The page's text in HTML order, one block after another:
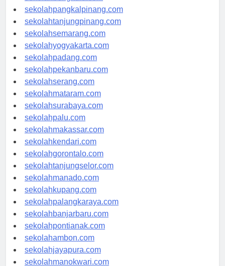
sekolahbengkulu.com
sekolahpangkalpinang.com
sekolahtanjungpinang.com
sekolahsemarang.com
sekolahyogyakarta.com
sekolahpadang.com
sekolahpekanbaru.com
sekolahserang.com
sekolahmataram.com
sekolahsurabaya.com
sekolahpalu.com
sekolahmakassar.com
sekolahkendari.com
sekolahgorontalo.com
sekolahtanjungselor.com
sekolahmanado.com
sekolahkupang.com
sekolahpalangkaraya.com
sekolahbanjarbaru.com
sekolahpontianak.com
sekolahambon.com
sekolahjayapura.com